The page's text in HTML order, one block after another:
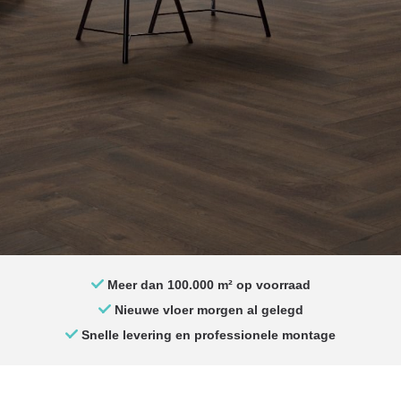
Meer dan 100.000 m² op voorraad
Nieuwe vloer morgen al gelegd
Snelle levering en professionele montage